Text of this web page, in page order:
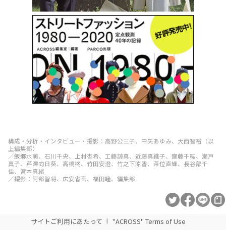
構成・分析・インタビュー・撮影：高野公三子、中矢あゆみ、大西智裕（以
上編集部）
／飯郷水萌、石川千央、上村杏希、工藤諒真、近藤真織子、齋藤千紘、瀬戸
真子、芹澤向日葵、高橋柊、竹田安澄、竹之下涼香、茶位直輝、長谷部千
佳、宮本真緒
／撮影：阿部智将、広安省吾、福田瞳、編集部
サイトご利用にあたって "ACROSS" Terms of Use